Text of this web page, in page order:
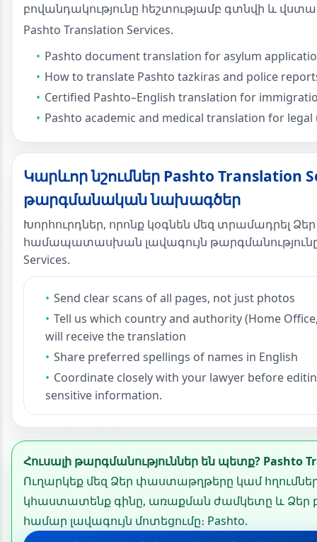
բովանդակությունը հեշտությամբ գտնվի և
Pashto Translation Services.
Pashto document translation for asylum
How to translate Pashto tazkiras and police
Certified Pashto–English translation for
Pashto academic and medical translation for legal
Կարևոր նշումներ Pashto Translation
թարգմանական նախագծեր
Խորհուրդներ, որոնք կօգնեն մեզ տրամադրել
համապատասխան լավագույն թարգմանությունը
Services.
Send clear scans of all pages, not just photos
Tell us which country and authority (Home Office,
will receive the translation
Share preferred spellings of names in English
Coordinate closely with your lawyer before
sensitive information.
Հուսալի թարգմանություններ են պետք? Pashto
Ուղարկեք մեզ Ձեր փաստաթղթերը կամ
կհաստատենք գինը, առաքման ժամկետը և Ձեր
համար լավագույն մոտեցումը։ Pashto.